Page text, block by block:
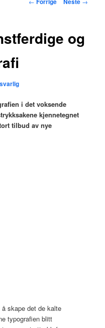
og
i det voksende
kjennetegnet
tilbud av nye
skape det de kalte
typografien blitt